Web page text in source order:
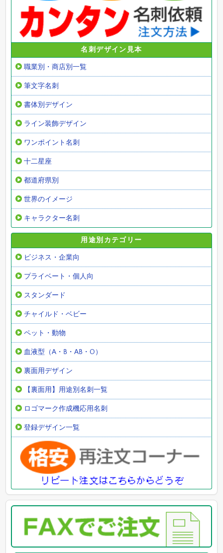
名刺デザイン見本
職業別・商店別一覧
筆文字名刺
書体別デザイン
ライン装飾デザイン
ワンポイント名刺
十二星座
都道府県別
世界のイメージ
キャラクター名刺
用途別カテゴリー
ビジネス・企業向
プライベート・個人向
スタンダード
チャイルド・ベビー
ペット・動物
血液型（A・B・AB・O）
裏面用デザイン
【裏面用】用途別名刺一覧
ロゴマーク作成機応用名刺
登録デザイン一覧